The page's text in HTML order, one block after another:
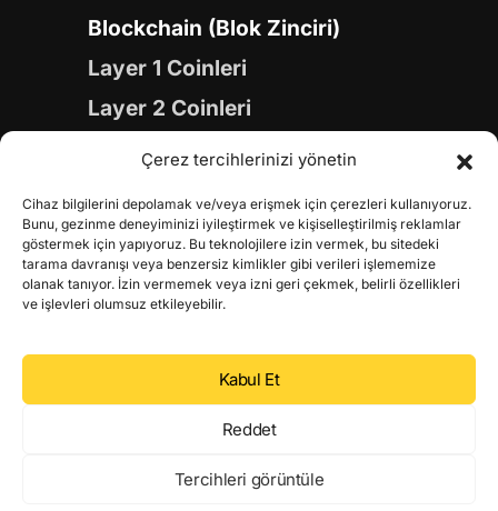
Çerez tercihlerinizi yönetin
Cihaz bilgilerini depolamak ve/veya erişmek için çerezleri kullanıyoruz.
Bunu, gezinme deneyiminizi iyileştirmek ve kişiselleştirilmiş reklamlar
göstermek için yapıyoruz. Bu teknolojilere izin vermek, bu sitedeki
tarama davranışı veya benzersiz kimlikler gibi verileri işlememize
olanak tanıyor. İzin vermemek veya izni geri çekmek, belirli özellikleri
ve işlevleri olumsuz etkileyebilir.
Kabul Et
Reddet
Tercihleri görüntüle
Blockchain (Blok Zinciri)
Layer 1 Coinleri
Layer 2 Coinleri
Yapay Zeka (AI) Coinleri
Gaming Coinleri
RWA Coinleri
DeFi Coinleri
DePIN Coinleri
Metaverse Coinleri
Web 3.0 Coinleri
Coin Türevleri